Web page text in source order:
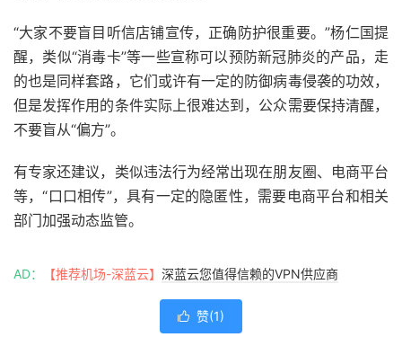
“大家不要盲目听信店铺宣传，正确防护很重要。”杨仁国提
醒，类似“消毒卡”等一些宣称可以预防新冠肺炎的产品，走
的也是同样套路，它们或许有一定的防御病毒侵袭的功效，
但是发挥作用的条件实际上很难达到，公众需要保持清醒，
不要盲从“偏方”。
有专家还建议，类似违法行为经常出现在朋友圈、电商平台
等，“口口相传”，具有一定的隐匿性，需要电商平台和相关
部门加强动态监管。
AD： 【推荐机场-深蓝云】 深蓝云您值得信赖的VPN供应商
 赞(1)